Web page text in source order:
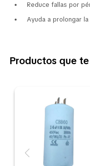
Reduce fallas por
Ayuda a prolongar
Productos que